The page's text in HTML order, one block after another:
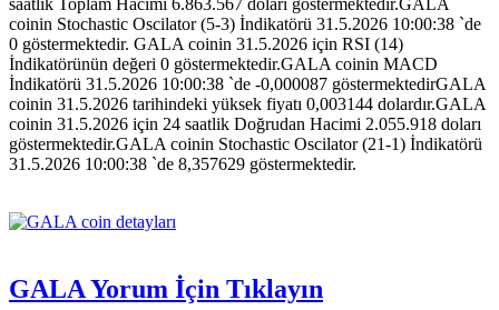
saatlik Toplam Hacimi 6.863.567 doları göstermektedir.GALA
coinin Stochastic Oscilator (5-3) İndikatörü 31.5.2026 10:00:38 `de
0 göstermektedir. GALA coinin 31.5.2026 için RSI (14)
İndikatörünün değeri 0 göstermektedir.GALA coinin MACD
İndikatörü 31.5.2026 10:00:38 `de -0,000087 göstermektedirGALA
coinin 31.5.2026 tarihindeki yüksek fiyatı 0,003144 dolardır.GALA
coinin 31.5.2026 için 24 saatlik Doğrudan Hacimi 2.055.918 doları
göstermektedir.GALA coinin Stochastic Oscilator (21-1) İndikatörü
31.5.2026 10:00:38 `de 8,357629 göstermektedir.
GALA Yorum İçin Tıklayın